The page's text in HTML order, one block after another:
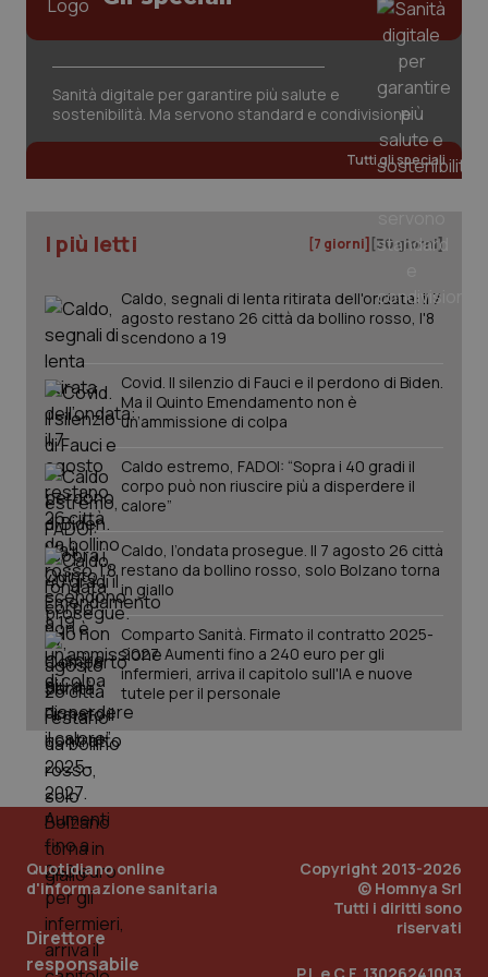
Salute orale & impianti
Sangue & coagulazione
Tiroide
Tumore ovarico
Tumori del Polmone & Testa Collo
Tumori gastrointestinali
Ulcera & Reflusso
Vaccini
Sanità digitale per garantire più salute e
sostenibilità. Ma servono standard e condivisione
Tutti gli speciali
I più letti [7 giorni] [30 giorni]
Caldo, segnali di lenta ritirata dell'ondata: il 7
agosto restano 26 città da bollino rosso, l'8
scendono a 19
Covid. Il silenzio di Fauci e il perdono di Biden.
Ma il Quinto Emendamento non è
un’ammissione di colpa
Caldo estremo, FADOI: “Sopra i 40 gradi il
corpo può non riuscire più a disperdere il
calore”
Caldo, l’ondata prosegue. Il 7 agosto 26 città
restano da bollino rosso, solo Bolzano torna
in giallo
Comparto Sanità. Firmato il contratto 2025-
2027. Aumenti fino a 240 euro per gli
infermieri, arriva il capitolo sull'IA e nuove
tutele per il personale
Quotidiano online
d'informazione sanitaria
Direttore
responsabile
Copyright 2013-2026
© Homnya Srl
Tutti i diritti sono
riservati
VISITOR_PRIVACY_METADATA
tracking-sites-ironfish-
tracking-enable
www.quotidianosanita.it
tracking-sites-ironfish-
_ga
Google LLC
.quotidianosanita.it
1
mese